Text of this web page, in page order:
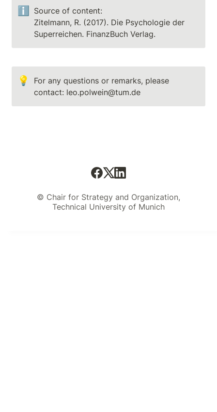
ℹ️
Source of content:
Zitelmann, R. (2017). Die Psychologie der
Superreichen. FinanzBuch Verlag.
💡
For any questions or remarks, please
contact: leo.polwein@tum.de
© Chair for Strategy and Organization,
Technical University of Munich